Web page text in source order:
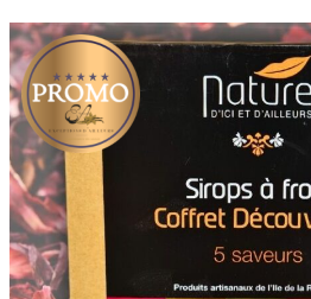
à
froid
bio
5
x
30
ml